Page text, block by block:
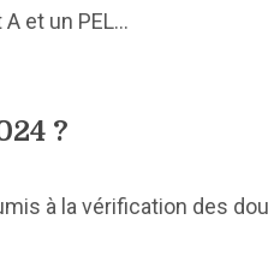
A et un PEL…
?
à la vérification des